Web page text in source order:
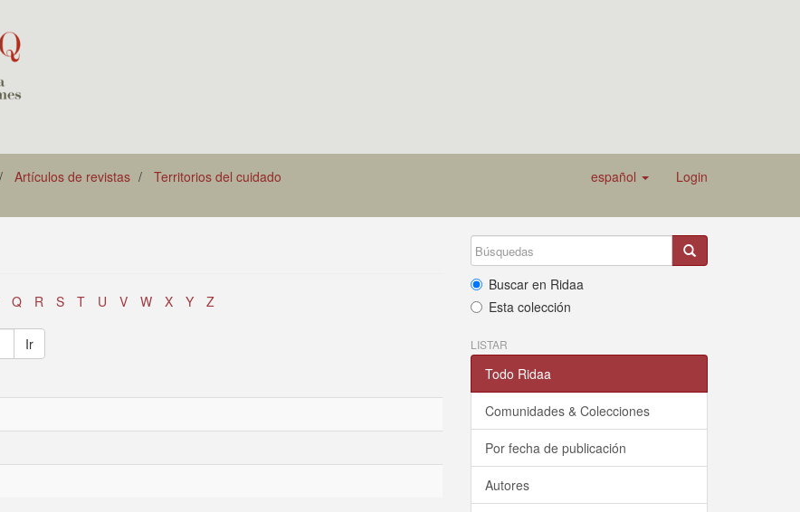
Artículos de revistas
Territorios del cuidado
español Login
Q R S T U V W X Y Z
Ir
Buscar en Ridaa
Esta colección
LISTAR
Todo Ridaa
Comunidades & Colecciones
Por fecha de publicación
Autores